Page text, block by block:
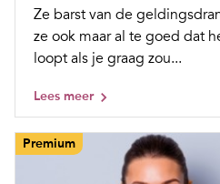
Ze barst van de
ze ook maar al te goed dat
loopt als je graag zou...
Lees meer
Premium